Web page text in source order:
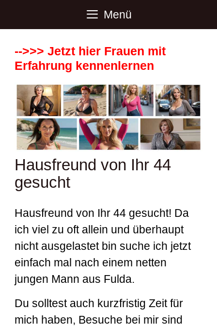
Menü
-->>> Jetzt hier Frauen mit
Erfahrung kennenlernen
Hausfreund von Ihr 44
gesucht
Hausfreund von Ihr 44 gesucht! Da
ich viel zu oft allein und überhaupt
nicht ausgelastet bin suche ich jetzt
einfach mal nach einem netten
jungen Mann aus Fulda.
Du solltest auch kurzfristig Zeit für
mich haben, Besuche bei mir sind